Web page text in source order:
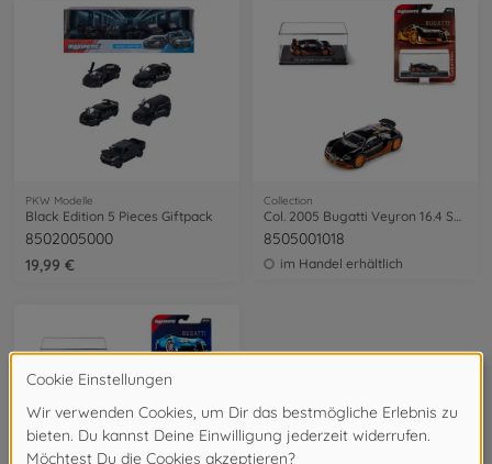
PKW Modelle
Black Edition 5 Pieces Giftpack
8502005000
19,99 €
Collection
Col. 2005 Bugatti Veyron 16.4 SuperSport
8505001018
im Handel erhältlich